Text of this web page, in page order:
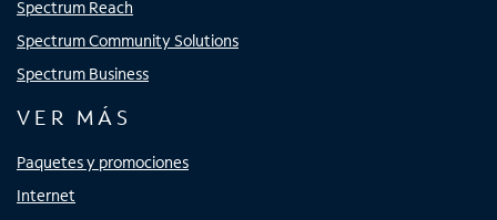
Spectrum Reach
Spectrum Community Solutions
Spectrum Business
VER MÁS
Paquetes y promociones
Internet